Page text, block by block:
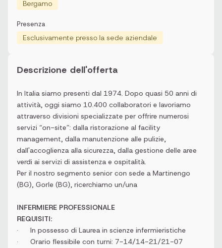
Bergamo
Presenza
Esclusivamente presso la sede aziendale
Descrizione dell'offerta
In Italia siamo presenti dal 1974. Dopo quasi 50 anni di
attività, oggi siamo 10.400 collaboratori e lavoriamo
attraverso divisioni specializzate per offrire numerosi
servizi “on-site”: dalla ristorazione al facility
management, dalla manutenzione alle pulizie,
dall'accoglienza alla sicurezza, dalla gestione delle aree
verdi ai servizi di assistenza e ospitalità.
Per il nostro segmento senior con sede a Martinengo
(BG), Gorle (BG), ricerchiamo un/una
INFERMIERE PROFESSIONALE
REQUISITI:
· In possesso di Laurea in scienze infermieristiche
· Orario flessibile con turni: 7-14/14-21/21-07